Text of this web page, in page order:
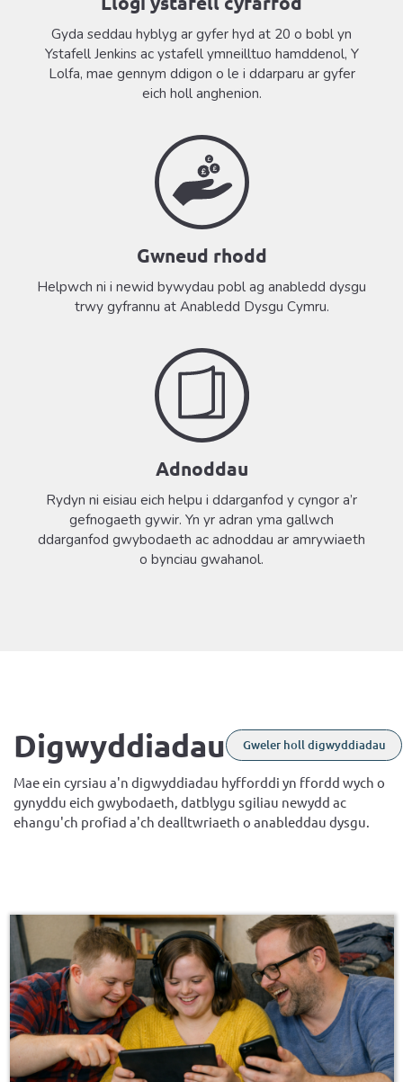
Gyda seddau hyblyg ar gyfer hyd at 20 o bobl yn
Ystafell Jenkins ac ystafell ymneilltuo hamddenol, Y
Lolfa, mae gennym ddigon o le i ddarparu ar gyfer
eich holl anghenion.
Gwneud rhodd
Helpwch ni i newid bywydau pobl ag anabledd dysgu
trwy gyfrannu at Anabledd Dysgu Cymru.
Adnoddau
Rydyn ni eisiau eich helpu i ddarganfod y cyngor a’r
gefnogaeth gywir. Yn yr adran yma gallwch
ddarganfod gwybodaeth ac adnoddau ar amrywiaeth
o bynciau gwahanol.
Digwyddiadau Gweler holl digwyddiadau
Mae ein cyrsiau a'n digwyddiadau hyfforddi yn ffordd wych o
gynyddu eich gwybodaeth, datblygu sgiliau newydd ac
ehangu'ch profiad a'ch dealltwriaeth o anableddau dysgu.